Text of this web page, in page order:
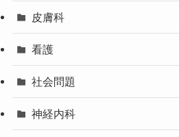
皮膚科
看護
社会問題
神経内科